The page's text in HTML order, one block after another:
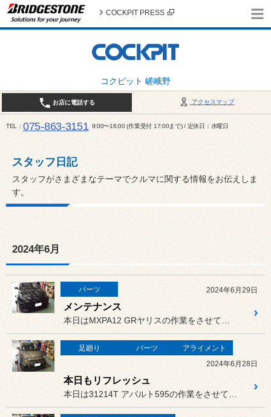
コクピット 嵯峨野
COCKPIT PRESS
アクセスマップ
お店に電話する
TEL 075-863-3151 9:00〜18:00 (作業受付 17:00まで) / 定休日：水曜日
スタッフ日記
スタッフがさまざまなテーマでクルマに関する情報をお伝えしま
す。
2024年6月
パーツ 2024年6月29日
メンテナンス
足廻り パーツ
アライメント
2024年6月28日
本日もリフレッシュ